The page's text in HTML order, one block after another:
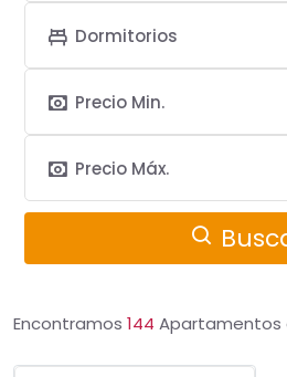
Dormitorios
Encontramos 144 Apartamentos